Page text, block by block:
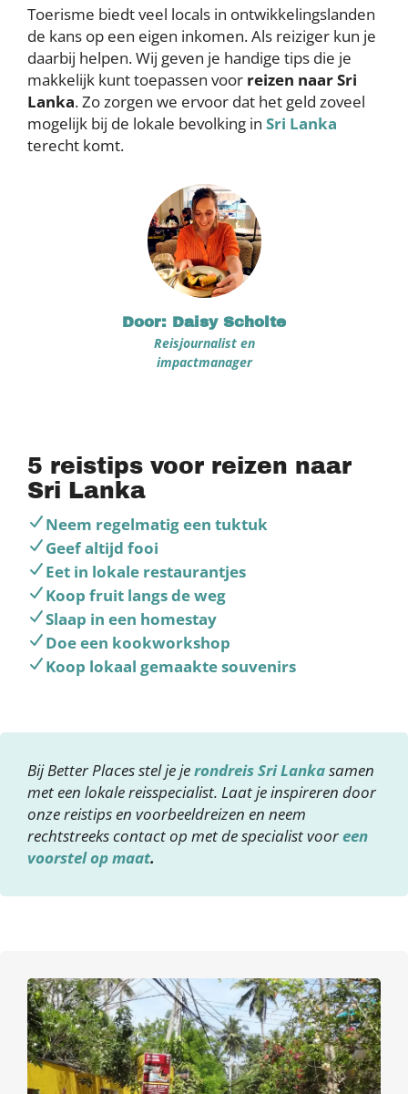
Toerisme biedt veel locals in ontwikkelingslanden
de kans op een eigen inkomen. Als reiziger kun je
daarbij helpen. Wij geven je handige tips die je
makkelijk kunt toepassen voor reizen naar Sri
Lanka. Zo zorgen we ervoor dat het geld zoveel
mogelijk bij de lokale bevolking in Sri Lanka
terecht komt.
Door: Daisy Scholte
Reisjournalist en
impactmanager
5 reistips voor reizen naar
Sri Lanka
Neem regelmatig een tuktuk
Geef altijd fooi
Eet in lokale restaurantjes
Koop fruit langs de weg
Slaap in een homestay
Doe een kookworkshop
Koop lokaal gemaakte souvenirs
Bij Better Places stel je jerondreis Sri Lankasamen
met een lokale reisspecialist. Laat je inspireren door
onze reistips en voorbeeldreizen en neem
rechtstreeks contact op met de specialist vooreen
voorstel op maat.